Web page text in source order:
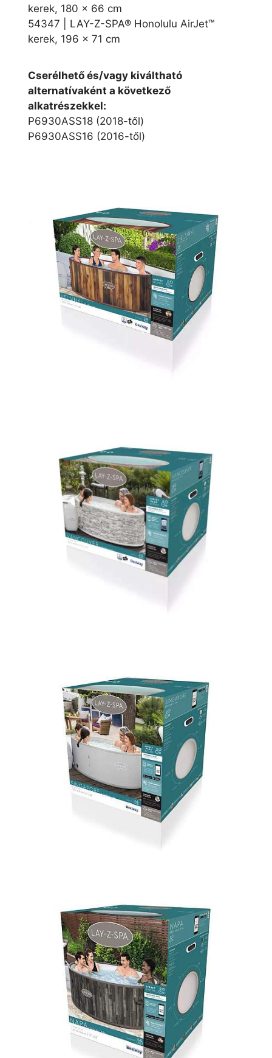
kerek, 180 x 66 cm
54347 | LAY-Z-SPA® Honolulu AirJet™
kerek, 196 x 71 cm
Cserélhető és/vagy kiváltható
alternatívaként a következő
alkatrészekkel:
P6930ASS18 (2018-től)
P6930ASS16 (2016-től)